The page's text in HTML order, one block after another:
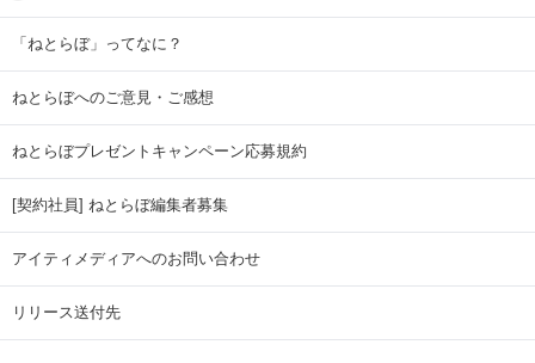
「ねとらぼ」ってなに？
ねとらぼへのご意見・ご感想
ねとらぼプレゼントキャンペーン応募規約
[契約社員] ねとらぼ編集者募集
アイティメディアへのお問い合わせ
リリース送付先